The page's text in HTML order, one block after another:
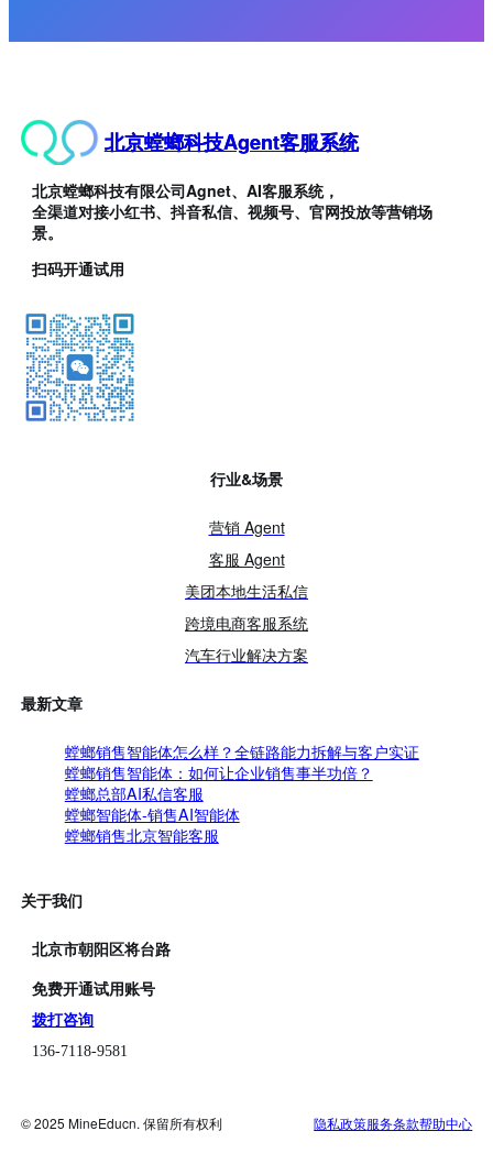
北京螳螂科技Agent客服系统
北京螳螂科技有限公司Agnet、AI客服系统，
全渠道对接小红书、抖音私信、视频号、官网投放等营销场
景。
扫码开通试用
行业&场景
营销 Agent
客服 Agent
美团本地生活私信
跨境电商客服系统
汽车行业解决方案
最新文章
螳螂销售智能体怎么样？全链路能力拆解与客户实证
螳螂销售智能体：如何让企业销售事半功倍？
螳螂总部AI私信客服
螳螂智能体-销售AI智能体
螳螂销售北京智能客服
关于我们
北京市朝阳区将台路
免费开通试用账号
拨打咨询
136-7118-9581
© 2025 MineEducn. 保留所有权利 隐私政策服务条款帮助中心